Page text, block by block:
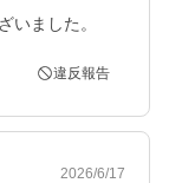
いました。
違反報告
2026/6/17